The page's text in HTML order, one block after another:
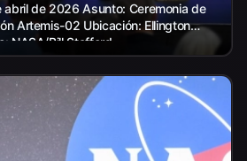
abril de 2026 Asunto: Ceremonia de
Artemis-02 Ubicación: Ellington
NASA/Bill Stafford